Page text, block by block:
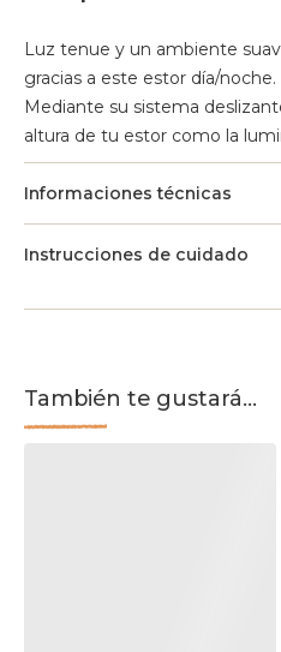
Luz tenue y un ambiente
gracias a este estor día/noche.
Mediante su sistema
altura de tu estor como la
Informaciones técnicas
Instrucciones de cuidado
También te gustará...